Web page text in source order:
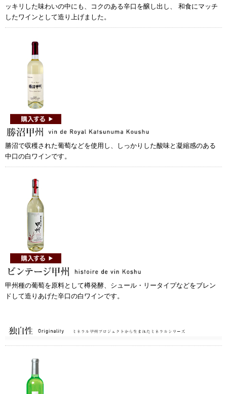
ッキリした味わいの中にも、コクのある辛口を醸し出し、 和食にマッチ
したワインとして造り上げました。
勝沼で収穫された葡萄などを使用し、しっかりした酸味と凝縮感のある
中口の白ワインです。
甲州種の葡萄を原料として樽発酵、シュール・リータイプなどをブレン
ドして造りあげた辛口の白ワインです。